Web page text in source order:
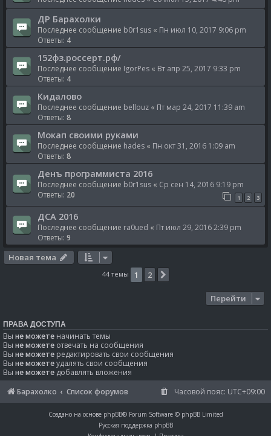
ДР Барахолки
Последнее сообщение b0r1sus « Пн июл 10, 2017 9:06 pm
Ответы: 4
152фз.россерт.рф/
Последнее сообщение IgorPes « Вт апр 25, 2017 9:33 pm
Ответы: 4
Кидалово
Последнее сообщение bellouz « Пт мар 24, 2017 11:39 am
Ответы: 8
Мокап своими руками
Последнее сообщение hades « Пн окт 31, 2016 1:09 am
Ответы: 8
Денъ программиста 2016
Последнее сообщение b0r1sus « Ср сен 14, 2016 9:19 pm
Ответы: 20 1 2 3
ДСА 2016
Последнее сообщение ra0ued « Пт июл 29, 2016 2:39 pm
Ответы: 9
Новая тема
44 темы 1 2
Перейти
ПРАВА ДОСТУПА
Вы не можете начинать темы
Вы не можете отвечать на сообщения
Вы не можете редактировать свои сообщения
Вы не можетеудалять свои сообщения
Вы не можете добавлять вложения
Барахолко
Список форумов Часовой пояс: UTC+09:00
Создано на основе phpBB® Forum Software © phpBB Limited
Русская поддержка phpBB